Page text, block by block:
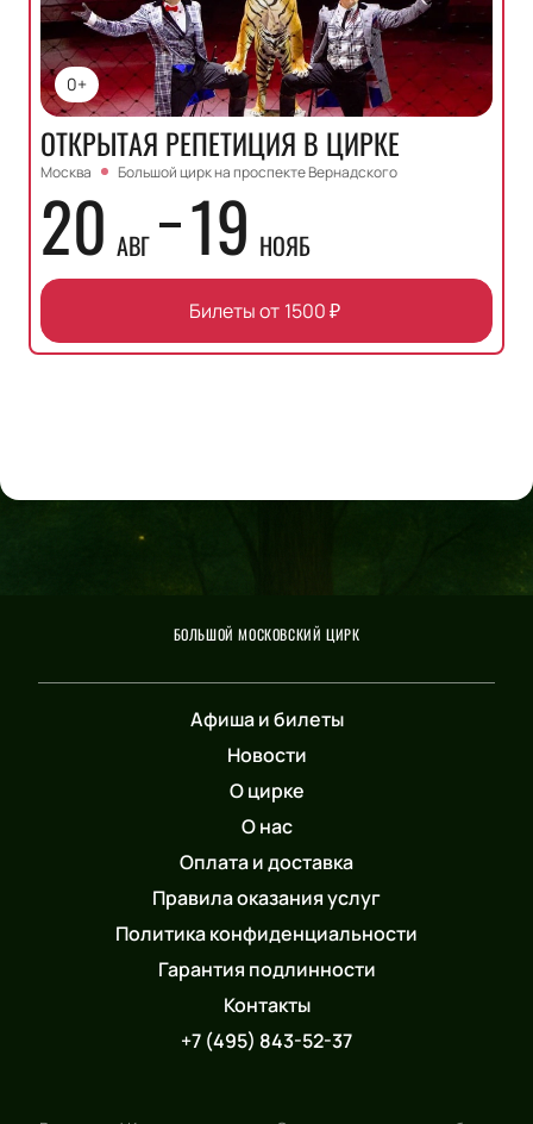
0+
ОТКРЫТАЯ РЕПЕТИЦИЯ В ЦИРКЕ
Москва Большой цирк на проспекте Вернадского
20 АВГ 19 НОЯБ
Билеты от 1500₽
БОЛЬШОЙ МОСКОВСКИЙ ЦИРК
Афиша и билеты
Новости
О цирке
О нас
Оплата и доставка
Правила оказания услуг
Политика конфиденциальности
Гарантия подлинности
Контакты
+7 (495) 843-52-37